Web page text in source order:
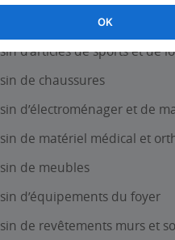
d’articles de sports et de
de chaussures
d’électroménager et de
de matériel médical et
de meubles
d’équipements du foyer
de revêtements murs et
OK